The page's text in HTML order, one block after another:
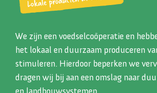
We zijn een voedselcoöperatie en
het lokaal en duurzaam produceren
stimuleren. Hierdoor beperken we
dragen wij bij aan een omslag naar